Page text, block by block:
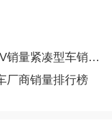
凑型车销量排行榜
厂商销量排行榜